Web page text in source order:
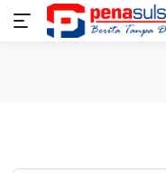
Langsung
Home Nasional